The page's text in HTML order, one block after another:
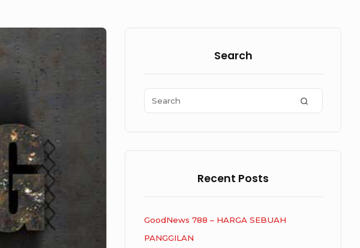
Search
Search
for:
Recent Posts
GoodNews 788 – HARGA SEBUAH
PANGGILAN